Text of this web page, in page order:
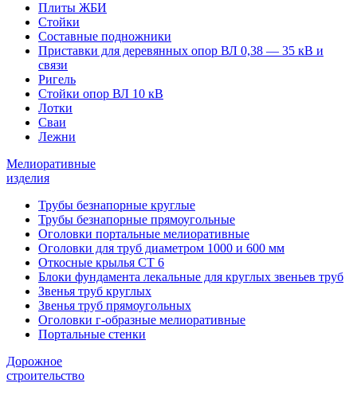
Плиты ЖБИ
Стойки
Составные подножники
Приставки для деревянных опор ВЛ 0,38 — 35 кВ и
связи
Ригель
Стойки опор ВЛ 10 кВ
Лотки
Сваи
Лежни
Мелиоративные
изделия
Трубы безнапорные круглые
Трубы безнапорные прямоугольные
Оголовки портальные мелиоративные
Оголовки для труб диаметром 1000 и 600 мм
Откосные крылья СТ 6
Блоки фундамента лекальные для круглых звеньев труб
Звенья труб круглых
Звенья труб прямоугольных
Оголовки г-образные мелиоративные
Портальные стенки
Дорожное
строительство